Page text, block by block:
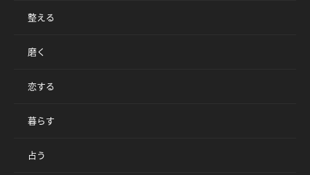
整える
磨く
恋する
暮らす
占う